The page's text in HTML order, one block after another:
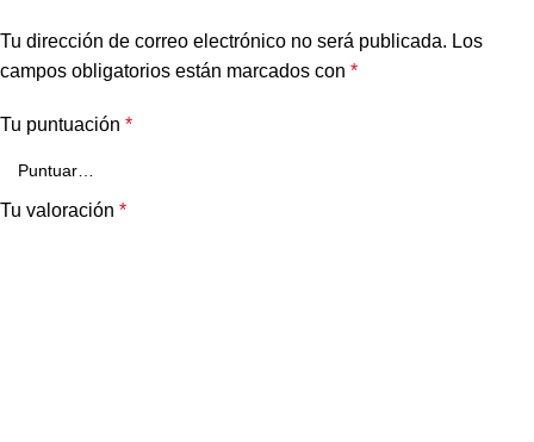
Tu dirección de correo electrónico no será publicada. Los
campos obligatorios están marcados con *
Tu puntuación *
Tu valoración *